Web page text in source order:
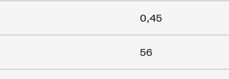
0,45
56